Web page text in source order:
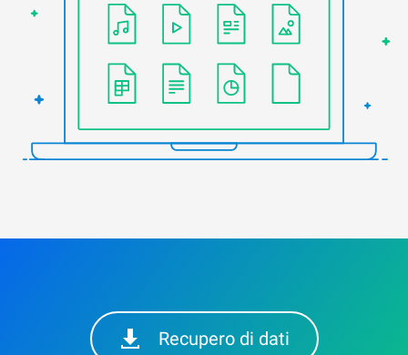
Recupero di dati